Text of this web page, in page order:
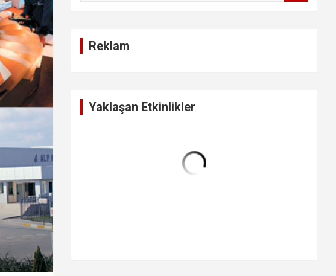
Reklam
Yaklaşan Etkinlikler